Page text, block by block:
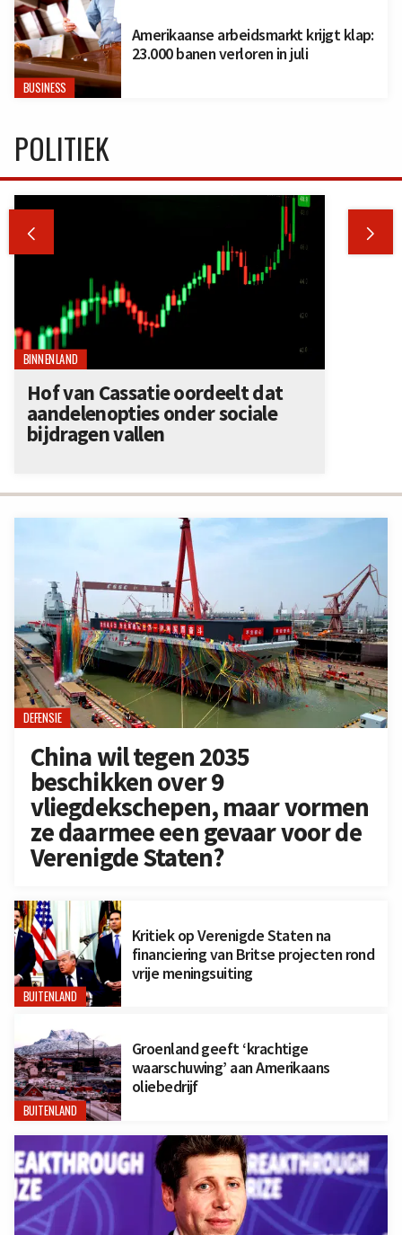
BUSINESS
Amerikaanse arbeidsmarkt krijgt klap:
23.000 banen verloren in juli
DEFENSIE
China wil tegen 2035
beschikken over 9
vliegdekschepen, maar vormen
ze daarmee een gevaar voor de
Verenigde Staten?
BUITENLAND
Kritiek op Verenigde Staten na
financiering van Britse projecten rond
vrije meningsuiting
BUITENLAND
Groenland geeft ‘krachtige
waarschuwing’ aan Amerikaans
oliebedrijf
POLITIEK
 
BINNENLAND
Hof van Cassatie oordeelt dat
aandelenopties onder sociale
bijdragen vallen